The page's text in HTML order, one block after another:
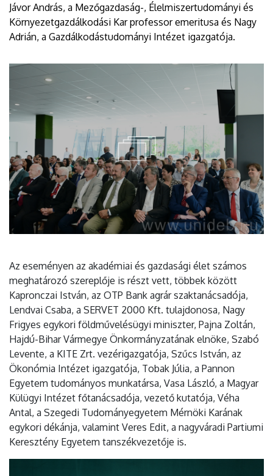
Jávor András, a Mezőgazdaság-, Élelmiszertudományi és
Környezetgazdálkodási Kar professor emeritusa és Nagy
Adrián, a Gazdálkodástudományi Intézet igazgatója.
Az eseményen az akadémiai és gazdasági élet számos
meghatározó szereplője is részt vett, többek között
Kapronczai István, az OTP Bank agrár szaktanácsadója,
Lendvai Csaba, a SERVET 2000 Kft. tulajdonosa, Nagy
Frigyes egykori földművelésügyi miniszter, Pajna Zoltán,
Hajdú-Bihar Vármegye Önkormányzatának elnöke, Szabó
Levente, a KITE Zrt. vezérigazgatója, Szűcs István, az
Ökonómia Intézet igazgatója, Tobak Júlia, a Pannon
Egyetem tudományos munkatársa, Vasa László, a Magyar
Külügyi Intézet főtanácsadója, vezető kutatója, Véha
Antal, a Szegedi Tudományegyetem Mérnöki Karának
egykori dékánja, valamint Veres Edit, a nagyváradi Partiumi
Keresztény Egyetem tanszékvezetője is.